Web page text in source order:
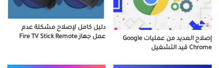
دليل كامل لإصلاح مشكلة عدم
عمل جهاز Fire TV Stick Remote
إصلاح العديد من عمليات Google
Chrome قيد التشغيل